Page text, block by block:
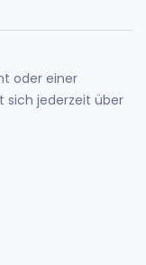
oder einer
sich jederzeit über